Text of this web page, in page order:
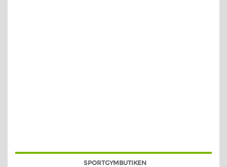
SPORTGYMBUTIKEN